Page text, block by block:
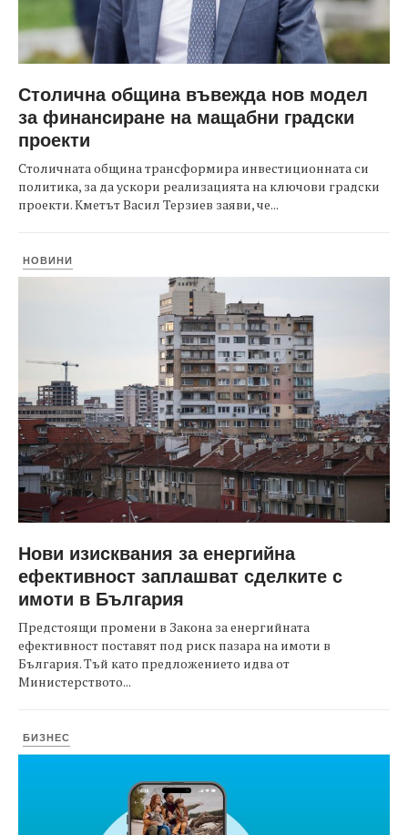
Столична община въвежда нов модел
за финансиране на мащабни градски
проекти
Столичната община трансформира инвестиционната си
политика, за да ускори реализацията на ключови градски
проекти. Кметът Васил Терзиев заяви, че...
НОВИНИ
Нови изисквания за енергийна
ефективност заплашват сделките с
имоти в България
Предстоящи промени в Закона за енергийната
ефективност поставят под риск пазара на имоти в
България. Тъй като предложението идва от
Министерството...
БИЗНЕС